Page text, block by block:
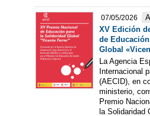
07/05/2026
XV Edición
de
Global
La Agencia
Internacional
(AECID), en
ministerio,
Premio
la Solidaridad